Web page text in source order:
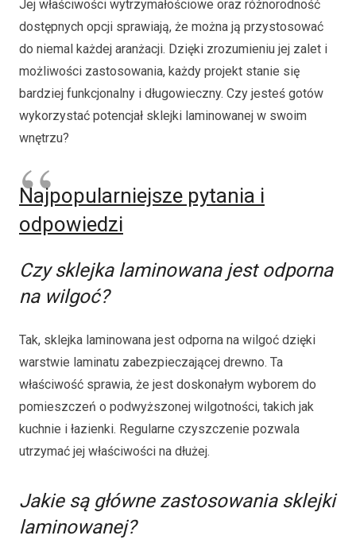
Jej właściwości wytrzymałościowe oraz różnorodność
dostępnych opcji sprawiają, że można ją przystosować
do niemal każdej aranżacji. Dzięki zrozumieniu jej zalet i
możliwości zastosowania, każdy projekt stanie się
bardziej funkcjonalny i długowieczny. Czy jesteś gotów
wykorzystać potencjał sklejki laminowanej w swoim
wnętrzu?
Najpopularniejsze pytania i
odpowiedzi
Czy sklejka laminowana jest odporna
na wilgoć?
Tak, sklejka laminowana jest odporna na wilgoć dzięki
warstwie laminatu zabezpieczającej drewno. Ta
właściwość sprawia, że jest doskonałym wyborem do
pomieszczeń o podwyższonej wilgotności, takich jak
kuchnie i łazienki. Regularne czyszczenie pozwala
utrzymać jej właściwości na dłużej.
Jakie są główne zastosowania sklejki
laminowanej?